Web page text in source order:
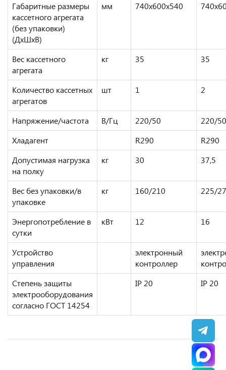
Габаритные размеры
кассетного агрегата
(без упаковки)
(ДхШхВ)
мм 740х600х540
Вес кассетного
агрегата
кг 35 35
Количество кассетных
агрегатов
шт 1 2
Напряжение/частота В/Гц 220/50
220/50
Хладагент
R290
R290
Допустимая нагрузка
на полку
кг 30 37,5
Вес без упаковки/в
упаковке
кг 160/210 225/
Энергопотребление в
сутки
кВт 12 16
Устройство
управления
электронный
контроллер
Степень защиты
электрооборудования
согласно ГОСТ 14254
IP 20 IP 20